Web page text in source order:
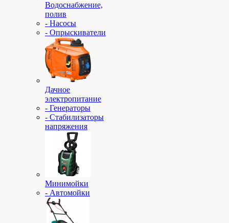
Водоснабжение,
полив
- Насосы
- Опрыскиватели
Дачное
электропитание
- Генераторы
- Стабилизаторы
напряжения
Минимойки
- Автомойки